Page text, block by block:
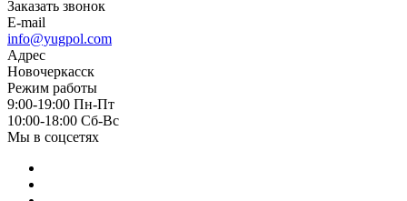
Заказать звонок
E-mail
info@yugpol.com
Адрес
Новочеркаcск
Режим работы
9:00-19:00 Пн-Пт
10:00-18:00 Cб-Вс
Мы в соцсетях